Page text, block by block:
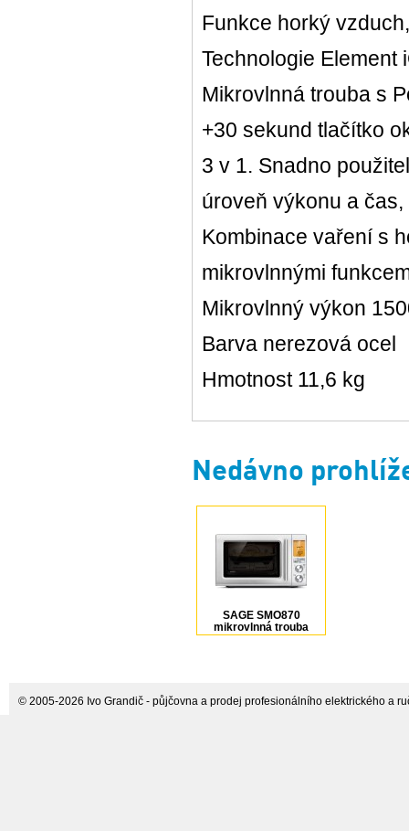
Funkce horký
Technologie Element
Mikrovlnná trouba s
+30 sekund tlačítko
3 v 1. Snadno
úroveň výkonu a
Kombinace vaření s
mikrovlnnými
Mikrovlnný výkon
Barva nerezová ocel
Hmotnost 11,6 kg
Nedávno
SAGE SMO870
mikrovlnná trouba
Combi 3v1
© 2005-2026 Ivo Grandič - půjčovna a prodej profesionálního elektrického a